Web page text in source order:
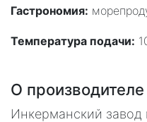
Гастрономия:
Температура подачи:
О производителе
Инкерманский